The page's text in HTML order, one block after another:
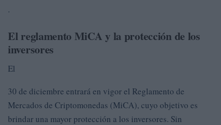
.
El reglamento MiCA y la protección de los
inversores
El
30 de diciembre entrará en vigor el Reglamento de
Mercados de Criptomonedas (MiCA), cuyo objetivo es
brindar una mayor protección a los inversores. Sin